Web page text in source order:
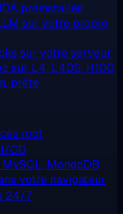
préinstallés
sur votre propre
sur votre serveur
sur L4, L40S, H100
prête
root
CD
MongoDB
votre navigateur
24/7